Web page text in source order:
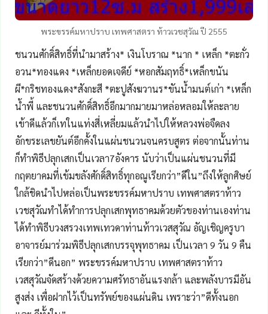
พระขรรค์มหาปราบ เทพศาสตรา ท้าวเวชสุวัณ ปี 2555
ชนวนศักดิ์สิทธิ์ที่นำมาสร้าง* เงินโบราณ *นาก * เหล็ก *ตะกั่ว
อวน*ทองแดง *เหล็กยอดเจดีย์ *หอกสัมฤทธิ์*เหล็กขนัน
ผี*กริชทองแดง*สังกะสี *ตะปูสังฆวานร*ขันน้ำมนต์เก่า *เหล็ก
น้ำพี้ และชนวนศักดิ์สิทธิ์อีกมากมายมาหล่อหลอมให้ละลาย
เข้าดีแล้วก็เทในแท่งสี่เหลี่ยมแล้วนำไปให้หลวงพ่อจืดลง
อักขระเลขยันต์อีกคั้งในแผ่นชนวนจนครบสูตร ต่อจากนั้นท่าน
ก็ทำพิธีปลุกเสกเป็นเวลา7อังคาร นับว่าเป็นแผ่นชนวนที่มี
กฤตยาคมที่เข้มขลังศักดิ์สิทธิ์ทุกอณูเรียกว่า”ดีใน”ถึงให้ลูกศิษย์
ใกล้ชิดนำไปหล่อเป็นพระขรรค์มหาปราบ เทพศาสตราท้าว
เวชสุวัณทำได้ทำการปลุกเสกพุทธาคมด้วยตัวของท่านเองท่าน
ได้ทำพิธีบวงสรวงเทพเทวดาท่านท้าวเวสสุวัณ อัญเชิญครูบา
อาจารย์มาร่วมพิธีปลุกเสกบรรจุพุทธาคม เป็นเวลา 9 วัน 9 คืน
เรียกว่า”ดีนอก” พระขรรค์มหาปราบ เทพศาสตราท้าว
เวสสุวัณจัดสร้างด้วยความศรัทธาอันแรงกล้า และพลังบารมีอัน
สูงส่ง เพื่อฝากไว้เป็นทรัพย์ของแผ่นดิน เพราะว่า”ดีทั้งนอก